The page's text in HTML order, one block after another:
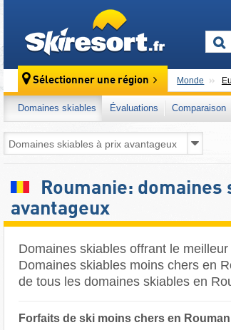
Sélectionner une région Monde
Domaines skiables Évaluations Comparaison
Roumanie:
avantageux
Domaines skiables offrant le
Domaines skiables moins chers en
de tous les domaines skiables en
Forfaits de ski moins chers en